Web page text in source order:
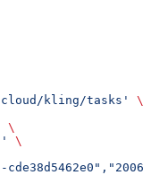
kling/tasks'
\
\
\